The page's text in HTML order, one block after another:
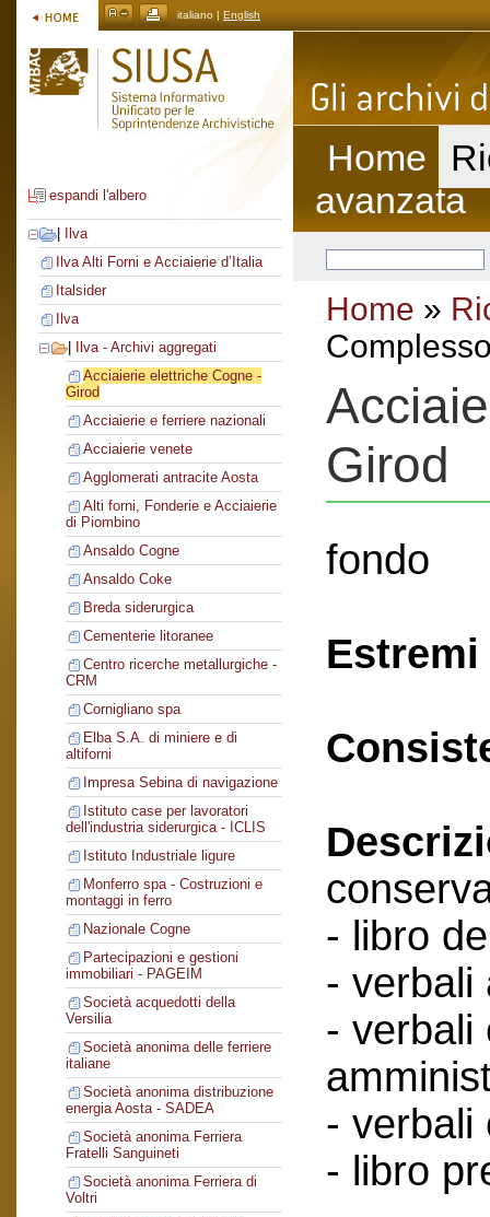
italiano | English
espandi l'albero
Ilva
Ilva Alti Forni e Acciaierie d’Italia
Italsider
Ilva
Ilva - Archivi aggregati
Acciaierie elettriche Cogne -
Girod
Acciaierie e ferriere nazionali
Acciaierie venete
Agglomerati antracite Aosta
Alti forni, Fonderie e Acciaierie
di Piombino
Ansaldo Cogne
Ansaldo Coke
Breda siderurgica
Cementerie litoranee
Centro ricerche metallurgiche -
CRM
Cornigliano spa
Elba S.A. di miniere e di
altiforni
Impresa Sebina di navigazione
Istituto case per lavoratori
dell'industria siderurgica - ICLIS
Istituto Industriale ligure
Monferro spa - Costruzioni e
montaggi in ferro
Nazionale Cogne
Partecipazioni e gestioni
immobiliari - PAGEIM
Società acquedotti della
Versilia
Società anonima delle ferriere
italiane
Società anonima distribuzione
energia Aosta - SADEA
Società anonima Ferriera
Fratelli Sanguineti
Società anonima Ferriera di
Voltri
Home
avanzata
Home »
Girod
fondo
- libro
- verbali
- verbali
- verbali
- libro